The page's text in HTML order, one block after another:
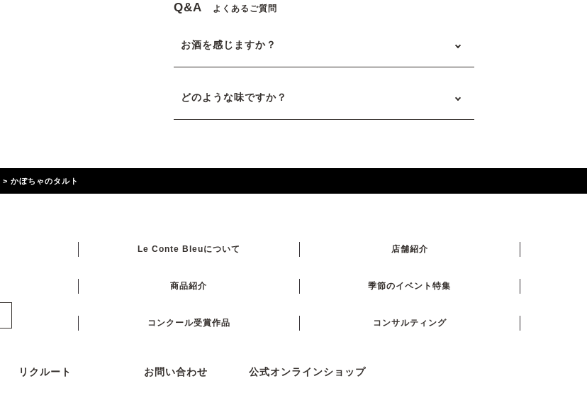
Q&A よくあるご質問
お酒を感じますか？
どのような味ですか？
>かぼちゃのタルト
Le Conte Bleuについて 店舗紹介
商品紹介 季節のイベント特集
コンクール受賞作品 コンサルティング
リクルート お問い合わせ 公式オンラインショップ